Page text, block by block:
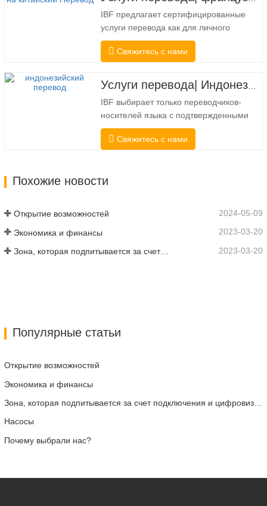
государственных и федеральных
органов власти часто требуется такой
перевод. Чтобы полностью
соответствовать…
IBF предлагает сертифицированные
услуги перевода как для личного
использования, так и для официального
использования в университетах, судах,
выбирайте только переводчиков-
носителей языка с подтвержденными
профессиональными и академическими
полномочиями. Перед…
Свяжитесь с нами
IBF выбирает только переводчиков-
носителей языка с подтвержденными
профессиональными и академическими
полномочиями. Перед получением
измеряем их производительность в
Свяжитесь с нами
Похожие новости
Открытие возможностей 2024-05-09
Экономика и финансы 2023-03-20
Зона, которая подпитывается за счет подключения и цифровизации 2023-03-20
Популярные статьи
Открытие возможностей
Экономика и финансы
Насосы
Почему выбрали нас?